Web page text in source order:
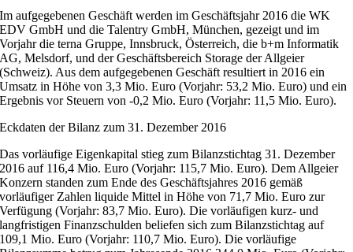
Im aufgegebenen Geschäft werden im Geschäftsjahr 2016 die WK
EDV GmbH und die Talentry GmbH, München, gezeigt und im
Vorjahr die terna Gruppe, Innsbruck, Österreich, die b+m Informatik
AG, Melsdorf, und der Geschäftsbereich Storage der Allgeier
(Schweiz). Aus dem aufgegebenen Geschäft resultiert in 2016 ein
Umsatz in Höhe von 3,3 Mio. Euro (Vorjahr: 53,2 Mio. Euro) und ein
Ergebnis vor Steuern von -0,2 Mio. Euro (Vorjahr: 11,5 Mio. Euro).
Eckdaten der Bilanz zum 31. Dezember 2016
Das vorläufige Eigenkapital stieg zum Bilanzstichtag 31. Dezember
2016 auf 116,4 Mio. Euro (Vorjahr: 115,7 Mio. Euro). Dem Allgeier
Konzern standen zum Ende des Geschäftsjahres 2016 gemäß
vorläufiger Zahlen liquide Mittel in Höhe von 71,7 Mio. Euro zur
Verfügung (Vorjahr: 83,7 Mio. Euro). Die vorläufigen kurz- und
langfristigen Finanzschulden beliefen sich zum Bilanzstichtag auf
109,1 Mio. Euro (Vorjahr: 110,7 Mio. Euro). Die vorläufige